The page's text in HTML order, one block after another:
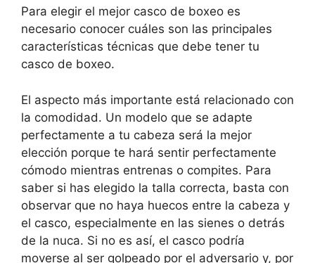
Para elegir el mejor casco de boxeo es
necesario conocer cuáles son las principales
características técnicas que debe tener tu
casco de boxeo.
El aspecto más importante está relacionado con
la comodidad. Un modelo que se adapte
perfectamente a tu cabeza será la mejor
elección porque te hará sentir perfectamente
cómodo mientras entrenas o compites. Para
saber si has elegido la talla correcta, basta con
observar que no haya huecos entre la cabeza y
el casco, especialmente en las sienes o detrás
de la nuca. Si no es así, el casco podría
moverse al ser golpeado por el adversario y, por